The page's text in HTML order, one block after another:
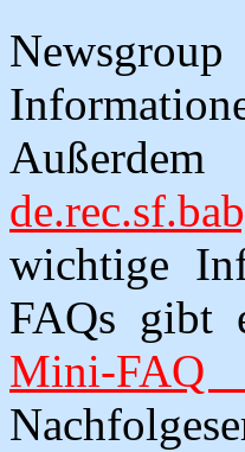
wichtige
FAQs gibt
Mini-FAQ